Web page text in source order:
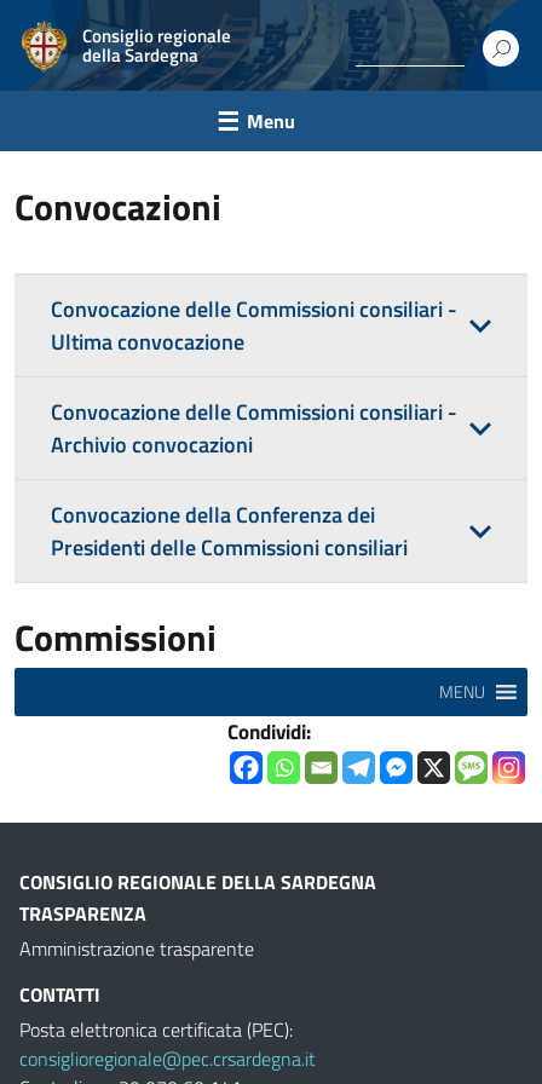
Consiglio regionale
della Sardegna
Menu
Convocazioni
Convocazione delle Commissioni consiliari -
Ultima convocazione
Convocazione delle Commissioni consiliari -
Archivio convocazioni
Convocazione della Conferenza dei
Presidenti delle Commissioni consiliari
Commissioni
MENU
Condividi:
CONSIGLIO REGIONALE DELLA SARDEGNA
TRASPARENZA
Amministrazione trasparente
CONTATTI
Posta elettronica certificata (PEC):
consiglioregionale@pec.crsardegna.it